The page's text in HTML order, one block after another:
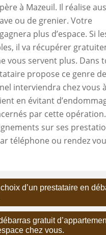
à Mazeuil. Il réalise
ou de grenier. Votre
plus d’espace. Si
il va récupérer
vous servent plus. Dans
propose ce genre
interviendra chez vous
en évitant
par cette
sur ses
téléphone ou rendez
d’un prestataire en
gratuit
chez vous.